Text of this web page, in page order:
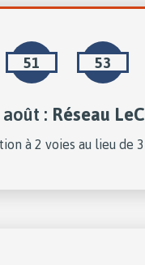
51 53
: Réseau
à 2 voies au lieu